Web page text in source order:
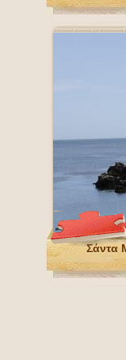
Σάντα